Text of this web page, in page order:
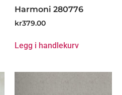
Harmoni 280776
kr379.00
Legg i handlekurv